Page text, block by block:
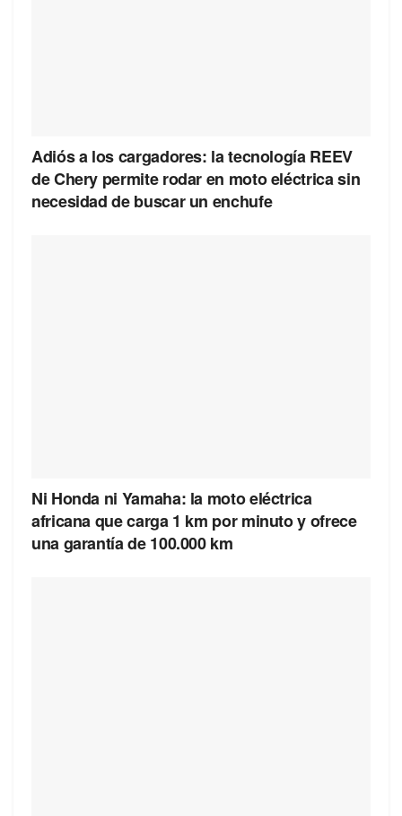
Adiós a los cargadores: la tecnología REEV
de Chery permite rodar en moto eléctrica sin
necesidad de buscar un enchufe
Ni Honda ni Yamaha: la moto eléctrica
africana que carga 1 km por minuto y ofrece
una garantía de 100.000 km